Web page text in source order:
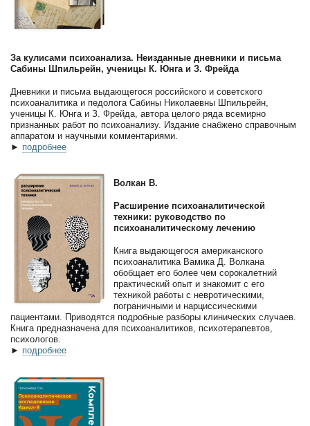
За кулисами психоанализа. Неизданные дневники и письма
Сабины Шпильрейн, ученицы К. Юнга и З. Фрейда
Дневники и письма выдающегося российского и советского
психоаналитика и педолога Сабины Николаевны Шпильрейн,
ученицы К. Юнга и З. Фрейда, автора целого ряда всемирно
признанных работ по психоанализу. Издание снабжено справочным
аппаратом и научными комментариями.
► подробнее
Волкан В.
Расширение психоаналитической
техники: руководство по
психоаналитическому лечению
Книга выдающегося американского
психоаналитика Вамика Д. Волкана
обобщает его более чем сорокалетний
практический опыт и знакомит с его
техникой работы с невротическими,
пограничными и нарциссическими
пациентами. Приводятся подробные разборы клинических случаев.
Книга предназначена для психоаналитиков, психотерапевтов,
психологов.
► подробнее